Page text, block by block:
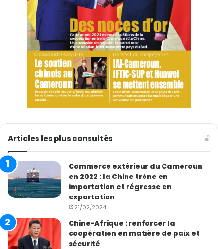
Articles les plus consultés
Commerce extérieur du Cameroun
en 2022 : la Chine trône en
importation et régresse en
exportation
21/02/2024
Chine-Afrique : renforcer la
coopération en matière de paix et
sécurité